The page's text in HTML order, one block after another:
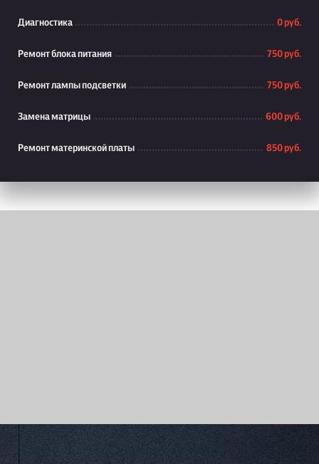
Диагностика 0 руб.
Ремонт блока питания 750 руб.
Ремонт лампы подсветки 750 руб.
Замена матрицы 600 руб.
Ремонт материнской платы 850 руб.